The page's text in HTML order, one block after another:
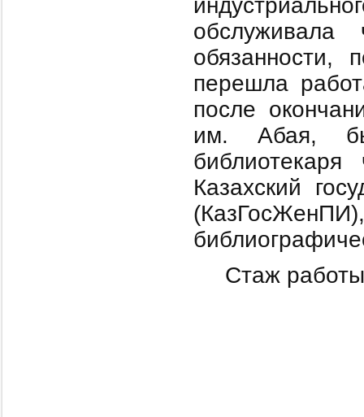
обслуживала
обязанности,
перешла
после
им. Абая,
Казахский
Стаж работы